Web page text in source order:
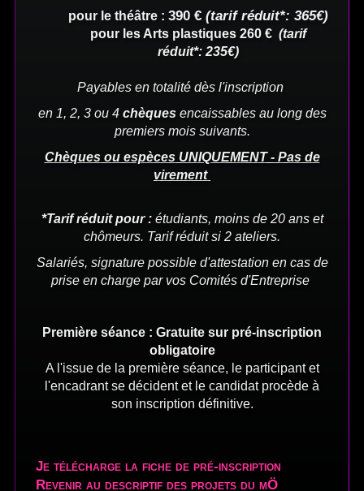
pour le théâtre : 390 € (tarif réduit*: 365€)
pour les Arts plastiques 260 € (tarif
réduit*: 235€)
Payables en totalité dès l'inscription
en 1, 2, 3 ou 4 chèques encaissables au long des
premiers mois suivants.
Chèques ou espèces UNIQUEMENT - Pas de
virement
*Tarif réduit pour : étudiants, moins de 20 ans et
chômeurs. Tarif réduit si 2 ateliers.
Salariés, signature possible d'attestation en cas de
prise en charge par vos Comités d'Entreprise
Première séance : Gratuite sur pré-inscription
obligatoire
A l'issue de la première séance, le participant et
l'encadrant se décident et le candidat procède à
son inscription définitive.
Je télécharge la fiche de pré-inscription
Revenir au descriptif des projets du mÖ